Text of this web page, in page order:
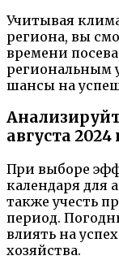
Учитывая
региона, вы
времени
региональным
шансы на
августа 2024
При выборе
календаря для
также учесть
период.
влиять на
хозяйства.